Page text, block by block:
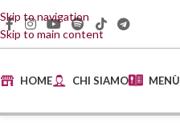
Skip to navigation
Skip to main content
HOME CHI SIAMO MENÙ